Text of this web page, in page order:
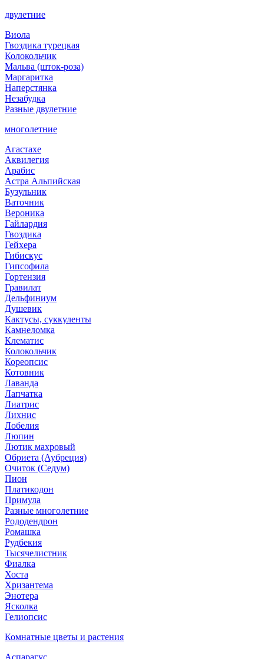
двулетние
Виола
Гвоздика турецкая
Колокольчик
Мальва (шток-роза)
Маргаритка
Наперстянка
Незабудка
Разные двулетние
многолетние
Агастахе
Аквилегия
Арабис
Астра Альпийская
Бузульник
Ваточник
Вероника
Гайлардия
Гвоздика
Гейхера
Гибискус
Гипсофила
Гортензия
Гравилат
Дельфиниум
Душевик
Кактусы, суккуленты
Камнеломка
Клематис
Колокольчик
Кореопсис
Котовник
Лаванда
Лапчатка
Лиатрис
Лихнис
Лобелия
Люпин
Лютик махровый
Обриета (Аубреция)
Очиток (Седум)
Пион
Платикодон
Примула
Разные многолетние
Рододендрон
Ромашка
Рудбекия
Тысячелистник
Фиалка
Хоста
Хризантема
Энотера
Ясколка
Гелиопсис
Комнатные цветы и растения
Аспарагус